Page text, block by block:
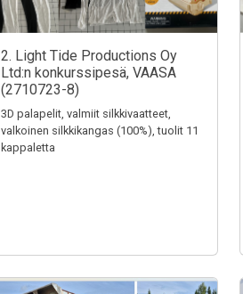
2. Light Tide Productions Oy
Ltd:n konkurssipesä, VAASA
(2710723-8)
3D palapelit, valmiit silkkivaatteet,
valkoinen silkkikangas (100%), tuolit 11
kappaletta